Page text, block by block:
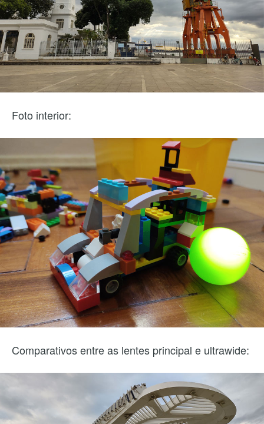
Foto interior:
Comparativos entre as lentes principal e ultrawide: